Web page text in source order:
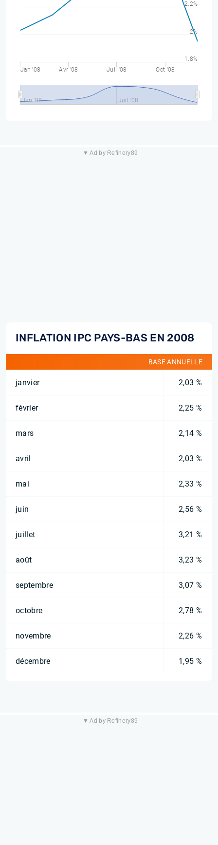
Jan '08 Avr '08 Juil '08 Oct '08
Jan '08 Juil '08
1.8%
2%
2.2%
▼ Ad by Refinery89
INFLATION IPC PAYS-BAS EN 2008
BASE ANNUELLE
janvier 2,03 %
février 2,25 %
mars 2,14 %
avril 2,03 %
mai 2,33 %
juin 2,56 %
juillet 3,21 %
août 3,23 %
septembre 3,07 %
octobre 2,78 %
novembre 2,26 %
décembre 1,95 %
▼ Ad by Refinery89